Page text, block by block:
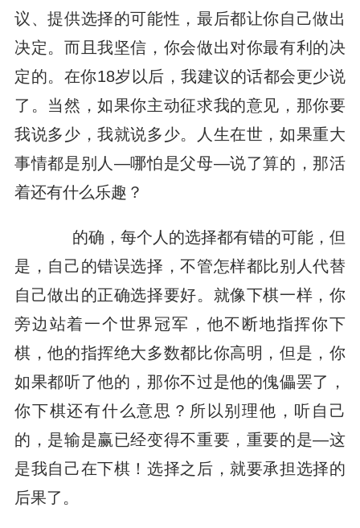
议、提供选择的可能性，最后都让你自己做出
决定。而且我坚信，你会做出对你最有利的决
定的。在你18岁以后，我建议的话都会更少说
了。当然，如果你主动征求我的意见，那你要
我说多少，我就说多少。人生在世，如果重大
事情都是别人—哪怕是父母—说了算的，那活
着还有什么乐趣？
的确，每个人的选择都有错的可能，但
是，自己的错误选择，不管怎样都比别人代替
自己做出的正确选择要好。就像下棋一样，你
旁边站着一个世界冠军，他不断地指挥你下
棋，他的指挥绝大多数都比你高明，但是，你
如果都听了他的，那你不过是他的傀儡罢了，
你下棋还有什么意思？所以别理他，听自己
的，是输是赢已经变得不重要，重要的是—这
是我自己在下棋！选择之后，就要承担选择的
后果了。